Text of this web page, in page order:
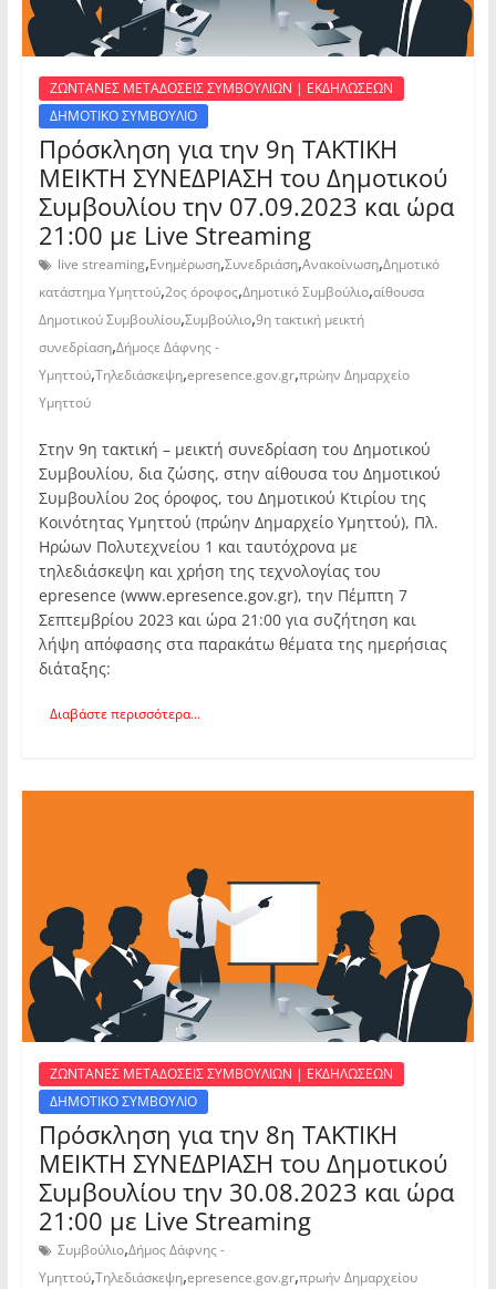
ΖΩΝΤΑΝΕΣ ΜΕΤΑΔΟΣΕΙΣ ΣΥΜΒΟΥΛΙΩΝ | ΕΚΔΗΛΩΣΕΩΝ
ΔΗΜΟΤΙΚΟ ΣΥΜΒΟΥΛΙΟ
Πρόσκληση για την 9η ΤΑΚΤΙΚΗ
ΜΕΙΚΤΗ ΣΥΝΕΔΡΙΑΣΗ του Δημοτικού
Συμβουλίου την 07.09.2023 και ώρα
21:00 με Live Streaming
live streaming,Ενημέρωση,Συνεδριάση,Ανακοίνωση,Δημοτικό
κατάστημα Υμηττού,2ος όροφος,Δημοτικό Συμβούλιο,αίθουσα
Δημοτικού Συμβουλίου,Συμβούλιο,9η τακτική μεικτή
συνεδρίαση,Δήμοςε Δάφνης -
Υμηττού,Τηλεδιάσκεψη,epresence.gov.gr,πρώην Δημαρχείο
Υμηττού
Στην 9η τακτική – μεικτή συνεδρίαση του Δημοτικού
Συμβουλίου, δια ζώσης, στην αίθουσα του Δημοτικού
Συμβουλίου 2ος όροφος, του Δημοτικού Κτιρίου της
Κοινότητας Υμηττού (πρώην Δημαρχείο Υμηττού), Πλ.
Ηρώων Πολυτεχνείου 1 και ταυτόχρονα με
τηλεδιάσκεψη και χρήση της τεχνολογίας του
epresence (www.epresence.gov.gr), την Πέμπτη 7
Σεπτεμβρίου 2023 και ώρα 21:00 για συζήτηση και
λήψη απόφασης στα παρακάτω θέματα της ημερήσιας
διάταξης:
Διαβάστε περισσότερα...
ΖΩΝΤΑΝΕΣ ΜΕΤΑΔΟΣΕΙΣ ΣΥΜΒΟΥΛΙΩΝ | ΕΚΔΗΛΩΣΕΩΝ
ΔΗΜΟΤΙΚΟ ΣΥΜΒΟΥΛΙΟ
Πρόσκληση για την 8η ΤΑΚΤΙΚΗ
ΜΕΙΚΤΗ ΣΥΝΕΔΡΙΑΣΗ του Δημοτικού
Συμβουλίου την 30.08.2023 και ώρα
21:00 με Live Streaming
Συμβούλιο,Δήμος Δάφνης -
Υμηττού,Τηλεδιάσκεψη,epresence.gov.gr,πρωήν Δημαρχείου